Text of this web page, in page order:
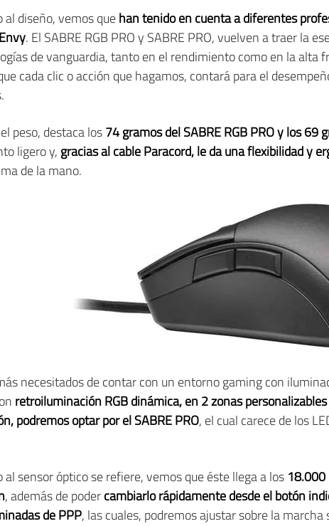
al diseño, vemos quehan tenido en cuenta a diferentes
. El SABRE RGB PRO y SABRE PRO, vuelven a traer la
de vanguardia, tanto en el rendimiento como en la alta
cada clic o acción que hagamos, contará para el
peso, destaca los74 gramos del SABRE RGB PRO y los 69
ligero y, gracias al cable Paracord, le da una flexibilidad y
de la mano.
necesitados de contar con un entorno gaming con
retroiluminación RGB dinámica, en 2 zonas
podremos optar por el SABRE PRO, el cual carece de los
al sensor óptico se refiere, vemos que éste llega a los 18.000
, además de podercambiarlo rápidamente desde el botón
de PPP, las cuales, podremos ajustar sobre la